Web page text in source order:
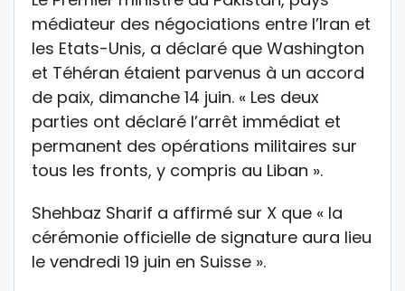
médiateur des négociations entre l’Iran et
les Etats-Unis, a déclaré que Washington
et Téhéran étaient parvenus à un accord
de paix, dimanche 14 juin. « Les deux
parties ont déclaré l’arrêt immédiat et
permanent des opérations militaires sur
tous les fronts, y compris au Liban ».
Shehbaz Sharif a affirmé sur X que « la
cérémonie officielle de signature aura lieu
le vendredi 19 juin en Suisse ».